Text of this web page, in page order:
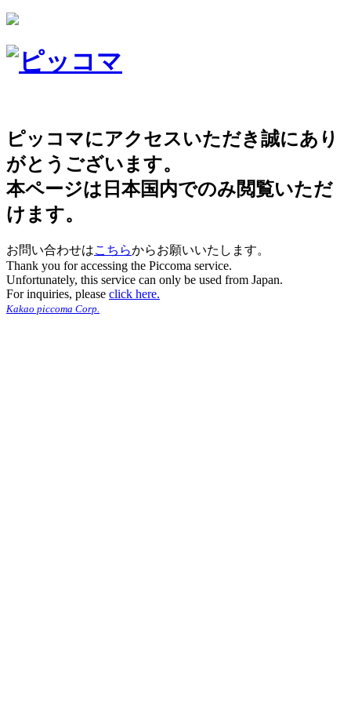
ピッコマにアクセスいただき誠にあり
がとうございます。
本ページは日本国内でのみ閲覧いただ
けます。
お問い合わせはこちらからお願いいたします。
Thank you for accessing the Piccoma service.
Unfortunately, this service can only be used from Japan.
For inquiries, please click here.
Kakao piccoma Corp.